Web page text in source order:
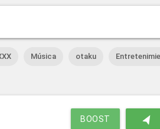
Música otaku
navigation
BOOST